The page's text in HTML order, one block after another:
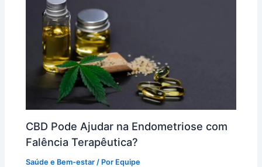
CBD Pode Ajudar na Endometriose com
Falência Terapêutica?
Saúde e Bem-estar / Por Equipe